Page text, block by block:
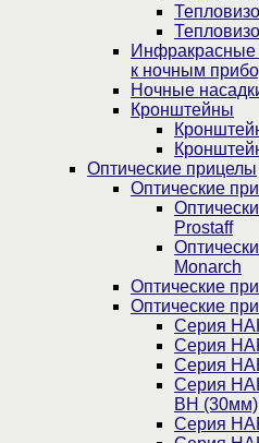
Инфракрасные
к ночным
Ночные
Кронштейны
Оптические прицелы
Оптические
Prostaff
Monarch
Оптические
Оптические
Cерия
Серия
Серия
Серия
BH (30мм)
Серия